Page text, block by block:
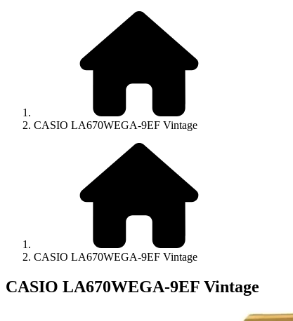
CASIO LA670WEGA-9EF Vintage
CASIO LA670WEGA-9EF Vintage
CASIO LA670WEGA-9EF Vintage